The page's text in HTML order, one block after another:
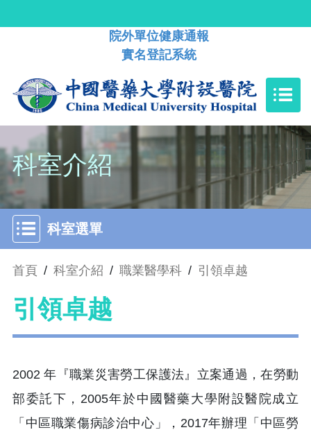
院外單位健康通報
實名登記系統
科室介紹
科室選單
首頁 / 科室介紹 / 職業醫學科 / 引領卓越
引領卓越
2002 年『職業災害勞工保護法』立案通過，在勞動
部委託下，2005年於中國醫藥大學附設醫院成立
「中區職業傷病診治中心」，2017年辦理 「 中區勞